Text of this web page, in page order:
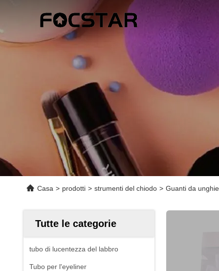
Casa > prodotti > strumenti del chiodo > Guanti da
Tutte le categorie
tubo di lucentezza del labbro
Tubo per l'eyeliner